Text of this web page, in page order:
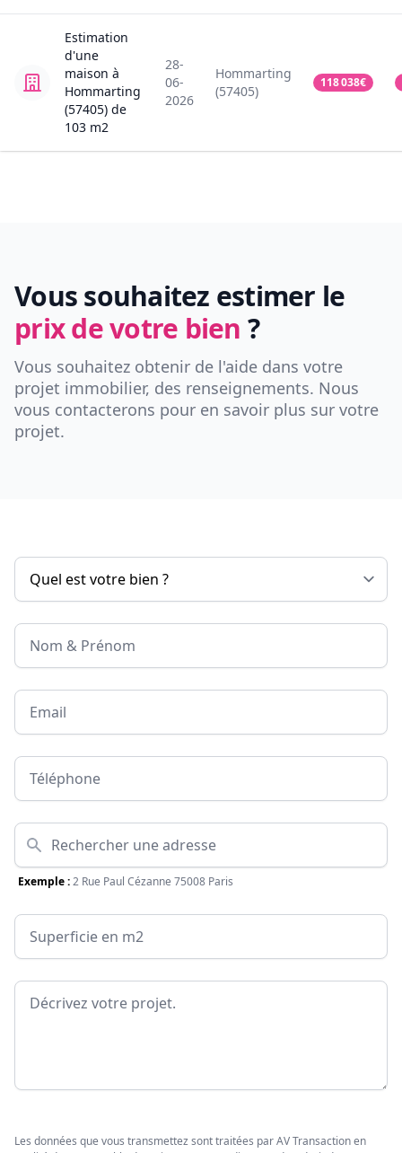
Estimation
d'une
maison à
Hommarting
(57405) de
103 m2
28-
06-
2026
Hommarting
(57405)
118 038€
Vous souhaitez estimer le
prix de votre bien ?
Vous souhaitez obtenir de l'aide dans votre
projet immobilier, des renseignements. Nous
vous contacterons pour en savoir plus sur votre
projet.
Nom & Prénom
Email
Téléphone
Adresse
Exemple :2 Rue Paul Cézanne 75008 Paris
Surface
Message
Les données que vous transmettez sont traitées par AV Transaction en